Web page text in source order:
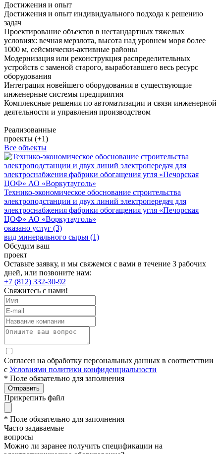
Достижения и опыт
Достижения и опыт индивидуального подхода к решению
задач
Проектирование объектов в нестандартных тяжелых
условиях: вечная мерзлота, высота над уровнем моря более
1000 м, сейсмически-активные районы
Модернизация или реконструкция распределительных
устройств с заменой старого, выработавшего весь ресурс
оборудования
Интеграция новейшего оборудования в существующие
инженерные системы предприятия
Комплексные решения по автоматизации и связи инженерной
деятельности и управления производством
Реализованные
проекты (+1)
Все объекты
Технико-экономическое обоснование строительства
электроподстанции и двух линий электропередач для
электроснабжения фабрики обогащения угля «Печорская
ЦОФ» АО «Воркутауголь»
оказано услуг (3)
вид минерального сырья (1)
Обсудим ваш
проект
Оставьте заявку, и мы свяжемся с вами в течение 3 рабочих
дней, или позвоните нам:
+7 (812) 332-30-92
Свяжитесь с нами!
Согласен на обработку персональных данных в соответствии
с Условиями политики конфиденциальности
* Поле обязательно для заполнения
Отправить
Прикрепить файл
* Поле обязательно для заполнения
Часто задаваемые
вопросы
Можно ли заранее получить спецификации на